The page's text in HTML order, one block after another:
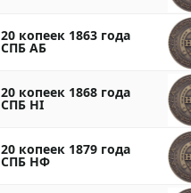
20 копеек 1863 года
СПБ АБ
20 копеек 1868 года
СПБ НI
20 копеек 1879 года
СПБ НФ